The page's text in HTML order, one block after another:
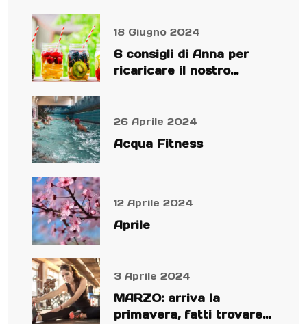
18 Giugno 2024
6 consigli di Anna per
ricaricare il nostro
26 Aprile 2024
Acqua Fitness
12 Aprile 2024
Aprile
3 Aprile 2024
MARZO: arriva la
primavera, fatti trovare